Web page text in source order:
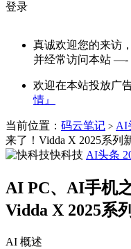
登录
真诚欢迎您的来访
并经常访问本站 —-
欢迎在本站投放广
情』
当前位置： 码云笔记 > AI
来了！Vidda X 2025系列
快科技 AI头条
AI PC、AI手机
Vidda X 2025系
AI 概述